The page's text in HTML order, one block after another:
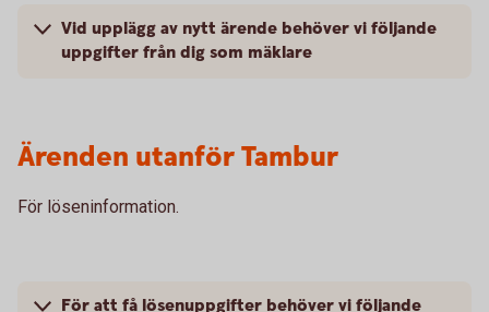
Vid upplägg av nytt ärende behöver vi följande
uppgifter från dig som mäklare
Ärenden utanför Tambur
För löseninformation.
För att få lösenuppgifter behöver vi följande